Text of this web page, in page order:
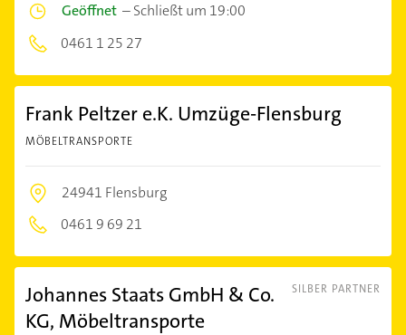
Geöffnet –Schließt um 19:00
0461 1 25 27
Frank Peltzer e.K. Umzüge-Flensburg
MÖBELTRANSPORTE
24941 Flensburg
0461 9 69 21
SILBER PARTNER
Johannes Staats GmbH & Co.
KG, Möbeltransporte